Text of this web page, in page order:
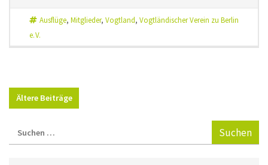
2022
Ausflüge, Mitglieder, Vogtland, Vogtländischer Verein zu Berlin
e. V.
Ältere Beiträge